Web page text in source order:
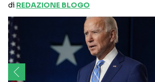
di REDAZIONE BLOGO